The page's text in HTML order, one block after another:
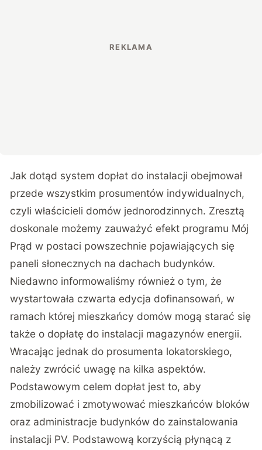
Jak dotąd system dopłat do instalacji obejmował
przede wszystkim prosumentów indywidualnych,
czyli właścicieli domów jednorodzinnych. Zresztą
doskonale możemy zauważyć efekt programu Mój
Prąd w postaci powszechnie pojawiających się
paneli słonecznych na dachach budynków.
Niedawno informowaliśmy również o tym, że
wystartowała czwarta edycja dofinansowań, w
ramach której mieszkańcy domów mogą starać się
także o dopłatę do instalacji magazynów energii.
Wracając jednak do prosumenta lokatorskiego,
należy zwrócić uwagę na kilka aspektów.
Podstawowym celem dopłat jest to, aby
zmobilizować i zmotywować mieszkańców bloków
oraz administracje budynków do zainstalowania
instalacji PV. Podstawową korzyścią płynącą z